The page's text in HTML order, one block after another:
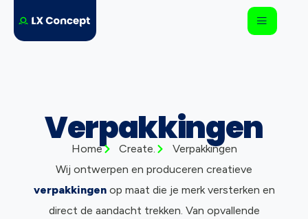
Verpakkingen
Home Create.
Verpakkingen
Wij ontwerpen en produceren creatieve
verpakkingenop maat die je merk versterken en
direct de aandacht trekken. Van opvallende